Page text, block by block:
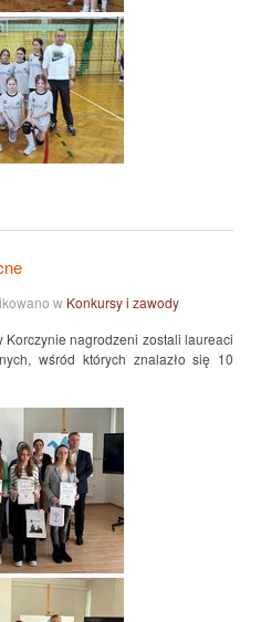
w Konkursy i zawody
nagrodzeni zostali laureaci
wśród których znalazło się 10